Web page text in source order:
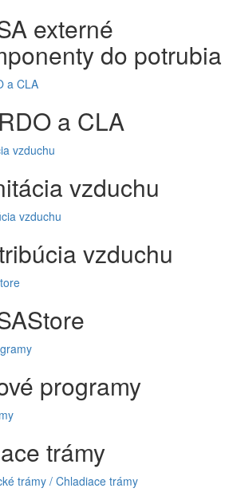
externé
do potrubia
a CLA
a CLA
vzduchu
vzduchu
vzduchu
vzduchu
programy
trámy
trámy / Chladiace trámy